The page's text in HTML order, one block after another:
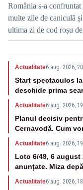
România s-a
multe zile de caniculă
ultima zi de cod roșu
județe din centru, nord
descărcări electrice și
Actualitate6 aug. 2026,
Start spectaculos
deschide prima
Actualitate6 aug. 2026,
Planul decisiv
Cernavodă. Cum
Actualitate6 aug. 2026,
Loto 6/49, 6 august
anunțate. Miza
Actualitate6 aug. 2026,